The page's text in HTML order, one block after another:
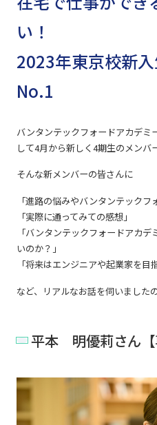
い！
2023年東京校新
No.1
バンタンテックフォードアカデミ
して4月から新しく4期生のメンバ
そんな新メンバーの皆さんに
「進路の悩みやバンタンテックフ
「実際に通ってみての感想」
「バンタンテックフォードアカ
いのか？」
「将来はエンジニアや起業家を目
など、リアルなお話を伺いました
平本 明優莉さん【